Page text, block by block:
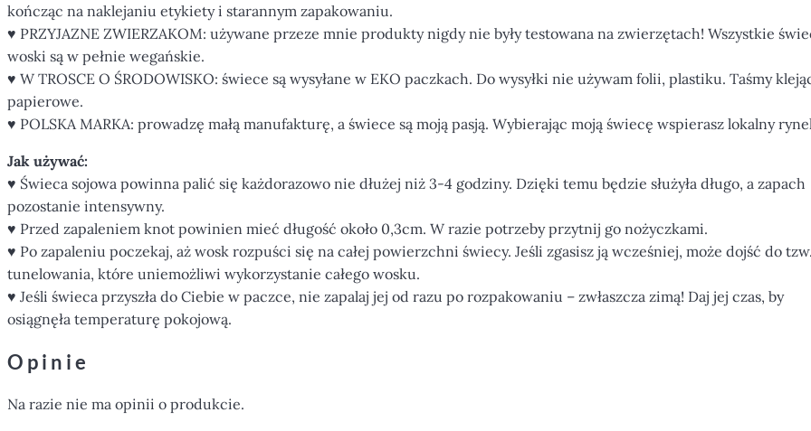
kończąc na naklejaniu etykiety i starannym zapakowaniu.
♥ PRZYJAZNE ZWIERZAKOM: używane przeze mnie produkty nigdy nie były testowana na zwierzętach! Wszystkie
woski są w pełnie wegańskie.
♥ W TROSCE O ŚRODOWISKO: świece są wysyłane w EKO paczkach. Do wysyłki nie używam folii, plastiku. Taśmy
papierowe.
♥ POLSKA MARKA: prowadzę małą manufakturę, a świece są moją pasją. Wybierając moją świecę wspierasz lokalny
Jak używać:
♥ Świeca sojowa powinna palić się każdorazowo nie dłużej niż 3-4 godziny. Dzięki temu będzie służyła długo, a zapach
pozostanie intensywny.
♥ Przed zapaleniem knot powinien mieć długość około 0,3cm. W razie potrzeby przytnij go nożyczkami.
♥ Po zapaleniu poczekaj, aż wosk rozpuści się na całej powierzchni świecy. Jeśli zgasisz ją wcześniej, może dojść do tzw.
tunelowania, które uniemożliwi wykorzystanie całego wosku.
♥ Jeśli świeca przyszła do Ciebie w paczce, nie zapalaj jej od razu po rozpakowaniu – zwłaszcza zimą! Daj jej czas, by
osiągnęła temperaturę pokojową.
Opinie
Na razie nie ma opinii o produkcie.